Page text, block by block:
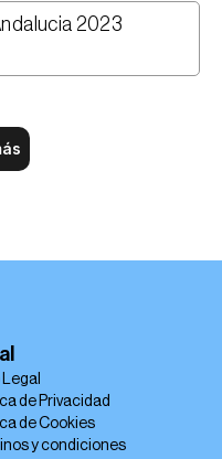
2023
Legal
de Privacidad
de Cookies
y condiciones